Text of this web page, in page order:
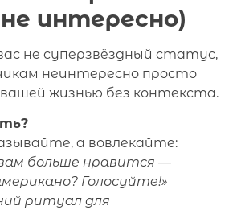
интересно)
не суперзвёздный статус,
неинтересно просто
жизнью без контекста.
а вовлекайте:
больше нравится —
Голосуйте!»
ритуал для